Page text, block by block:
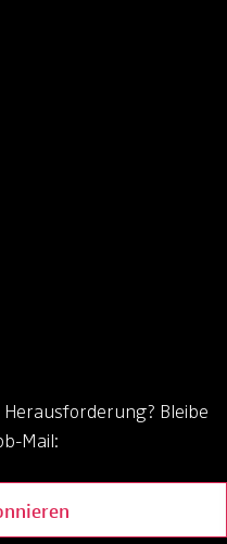
Bleibe
Mail: